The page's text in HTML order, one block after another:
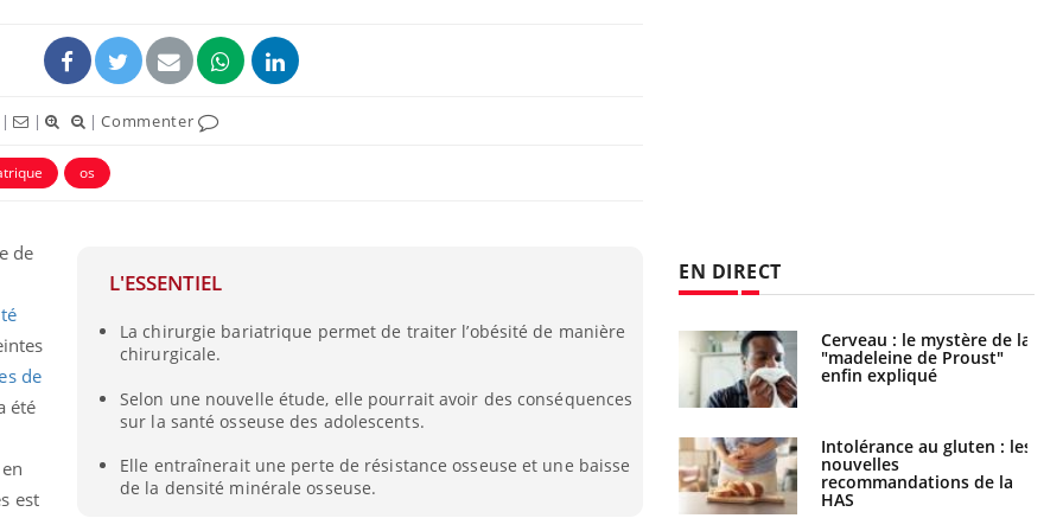
| |Commenter
os
L'ESSENTIEL
La chirurgie bariatrique permet de traiter l’obésité de manière
chirurgicale.
Selon une nouvelle étude, elle pourrait avoir des conséquences
sur la santé osseuse des adolescents.
Elle entraînerait une perte de résistance osseuse et une baisse
de la densité minérale osseuse.
de
de
été
est
EN DIRECT
Mordue par un
barracuda, une petite fille
réflexe essentiel
quelle est l’origine de la
contamination ?
Comment gérer le
les kinés pourront
Cerveau : le mystère de la
"madeleine de Proust"
enfin expliqué
Intolérance au gluten : les
nouvelles
recommandations de la
HAS